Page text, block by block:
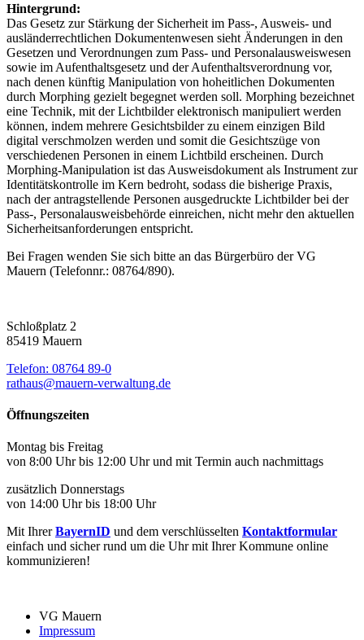
Hintergrund:
Das Gesetz zur Stärkung der Sicherheit im Pass-, Ausweis- und
ausländerrechtlichen Dokumentenwesen sieht Änderungen in den
Gesetzen und Verordnungen zum Pass- und Personalausweiswesen
sowie im Aufenthaltsgesetz und der Aufenthaltsverordnung vor,
nach denen künftig Manipulation von hoheitlichen Dokumenten
durch Morphing gezielt begegnet werden soll. Morphing bezeichnet
eine Technik, mit der Lichtbilder elektronisch manipuliert werden
können, indem mehrere Gesichtsbilder zu einem einzigen Bild
digital verschmolzen werden und somit die Gesichtszüge von
verschiedenen Personen in einem Lichtbild erscheinen. Durch
Morphing-Manipulation ist das Ausweisdokument als Instrument zur
Identitätskontrolle im Kern bedroht, sodass die bisherige Praxis,
nach der antragstellende Personen ausgedruckte Lichtbilder bei der
Pass-, Personalausweisbehörde einreichen, nicht mehr den aktuellen
Sicherheitsanforderungen entspricht.
Bei Fragen wenden Sie sich bitte an das Bürgerbüro der VG
Mauern (Telefonnr.: 08764/890).
Schloßplatz 2
85419 Mauern
Telefon: 08764 89-0
rathaus@mauern-verwaltung.de
Öffnungszeiten
Montag bis Freitag
von 8:00 Uhr bis 12:00 Uhr und mit Termin auch nachmittags
zusätzlich Donnerstags
von 14:00 Uhr bis 18:00 Uhr
Mit IhrerBayernID und dem verschlüsselten Kontaktformular
einfach und sicher rund um die Uhr mit Ihrer Kommune online
kommunizieren!
VG Mauern
Impressum